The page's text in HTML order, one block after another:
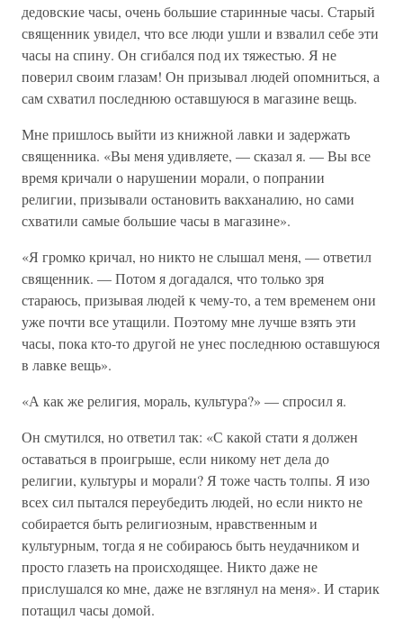
дедовские часы, очень большие старинные часы. Старый
священник увидел, что все люди ушли и взвалил себе эти
часы на спину. Он сгибался под их тяжестью. Я не
поверил своим глазам! Он призывал людей опомниться, а
сам схватил последнюю оставшуюся в магазине вещь.
Мне пришлось выйти из книжной лавки и задержать
священника. «Вы меня удивляете, — сказал я. — Вы все
время кричали о нарушении морали, о попрании
религии, призывали остановить вакханалию, но сами
схватили самые большие часы в магазине».
«Я громко кричал, но никто не слышал меня, — ответил
священник. — Потом я догадался, что только зря
стараюсь, призывая людей к чему-то, а тем временем они
уже почти все утащили. Поэтому мне лучше взять эти
часы, пока кто-то другой не унес последнюю оставшуюся
в лавке вещь».
«А как же религия, мораль, культура?» — спросил я.
Он смутился, но ответил так: «С какой стати я должен
оставаться в проигрыше, если никому нет дела до
религии, культуры и морали? Я тоже часть толпы. Я изо
всех сил пытался переубедить людей, но если никто не
собирается быть религиозным, нравственным и
культурным, тогда я не собираюсь быть неудачником и
просто глазеть на происходящее. Никто даже не
прислушался ко мне, даже не взглянул на меня». И старик
потащил часы домой.